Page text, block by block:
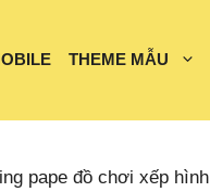
THEME MẪU
pape đồ chơi xếp hình